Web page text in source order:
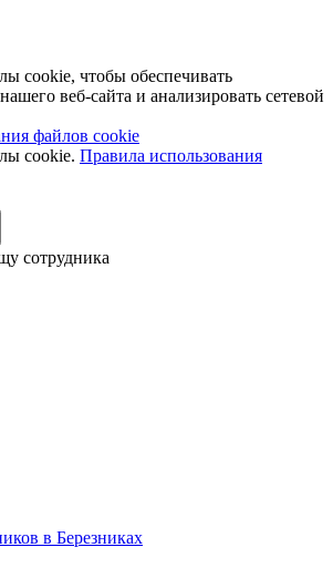
cookie, чтобы обеспечивать
веб-сайта и анализировать сетевой
файлов cookie
cookie. Правила использования
сотрудника
в Березниках